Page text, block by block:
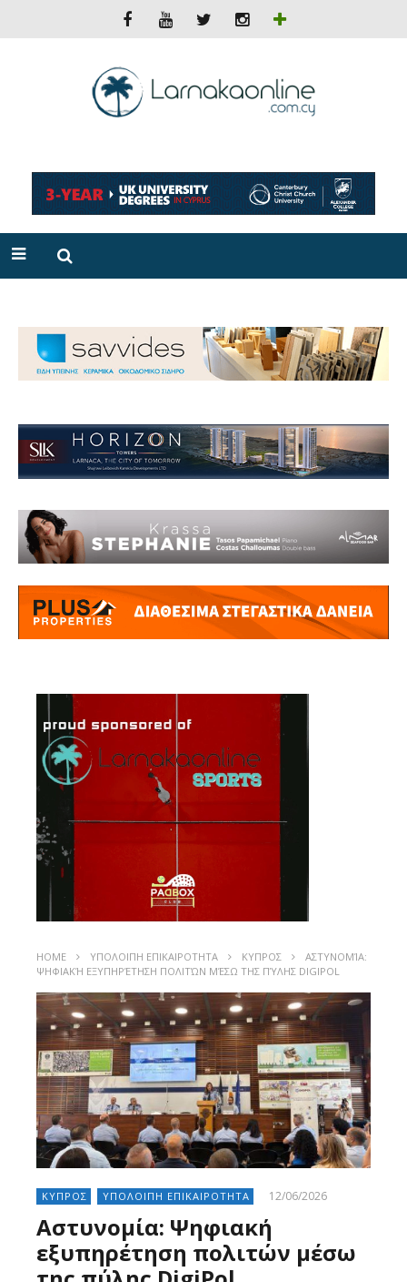
HOME ΥΠΟΛΟΙΠΗ ΕΠΙΚΑΙΡΟΤΗΤΑ ΚΥΠΡΟΣ
ΑΣΤΥΝΟΜΊΑ:
ΨΗΦΙΑΚΉ ΕΞΥΠΗΡΈΤΗΣΗ ΠΟΛΙΤΏΝ ΜΈΣΩ ΤΗΣ ΠΎΛΗΣ DIGIPOL
ΚΥΠΡΟΣ ΥΠΟΛΟΙΠΗ ΕΠΙΚΑΙΡΟΤΗΤΑ 12/06/2026
Αστυνομία: Ψηφιακή
εξυπηρέτηση πολιτών μέσω